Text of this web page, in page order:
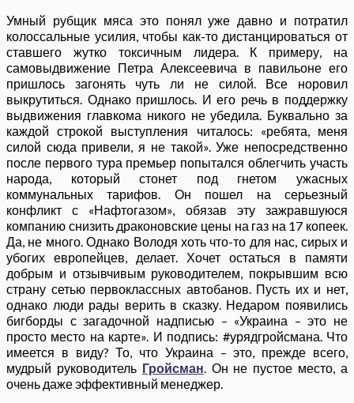
Умный рубщик мяса это понял уже давно и потратил
колоссальные усилия, чтобы как-то дистанцироваться от
ставшего жутко токсичным лидера. К примеру, на
самовыдвижение Петра Алексеевича в павильоне его
пришлось загонять чуть ли не силой. Все норовил
выкрутиться. Однако пришлось. И его речь в поддержку
выдвижения главкома никого не убедила. Буквально за
каждой строкой выступления читалось: «ребята, меня
силой сюда привели, я не такой». Уже непосредственно
после первого тура премьер попытался облегчить участь
народа, который стонет под гнетом ужасных
коммунальных тарифов. Он пошел на серьезный
конфликт с «Нафтогазом», обязав эту зажравшуюся
компанию снизить драконовские цены на газ на 17 копеек.
Да, не много. Однако Володя хоть что-то для нас, сирых и
убогих европейцев, делает. Хочет остаться в памяти
добрым и отзывчивым руководителем, покрывшим всю
страну сетью первоклассных автобанов. Пусть их и нет,
однако люди рады верить в сказку. Недаром появились
бигборды с загадочной надписью – «Украина – это не
просто место на карте». И подпись: #урядгройсмана. Что
имеется в виду? То, что Украина – это, прежде всего,
мудрый руководитель Гройсман. Он не пустое место, а
очень даже эффективный менеджер.